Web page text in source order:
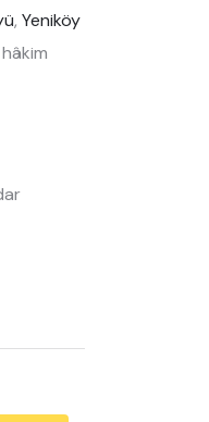
, Yeniköy